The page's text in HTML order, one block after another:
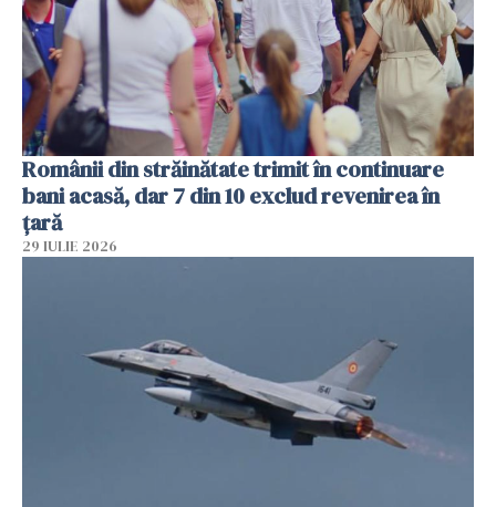
Românii din străinătate trimit în continuare
bani acasă, dar 7 din 10 exclud revenirea în
țară
29 IULIE 2026